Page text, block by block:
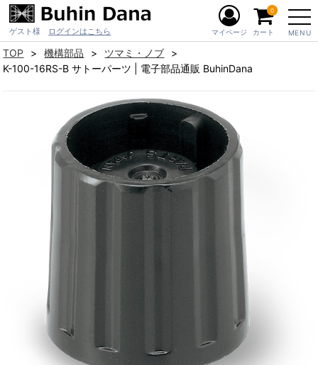
ゲスト様 ログインはこちら MENU
マイページ カート
0
TOP 機構部品
ツマミ・ノブ
K-100-16RS-B サトーパーツ | 電子部品通販 BuhinDana